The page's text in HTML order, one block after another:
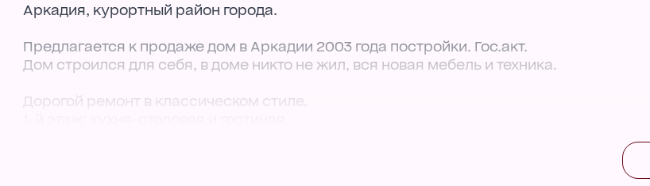
Аркадия, курортный район города.
Предлагается к продаже дом в Аркадии 2003 года постройки. Гос.акт.
Дом строился для себя, в доме никто не жил, вся новая мебель и техника.
Дорогой ремонт в классическом стиле.